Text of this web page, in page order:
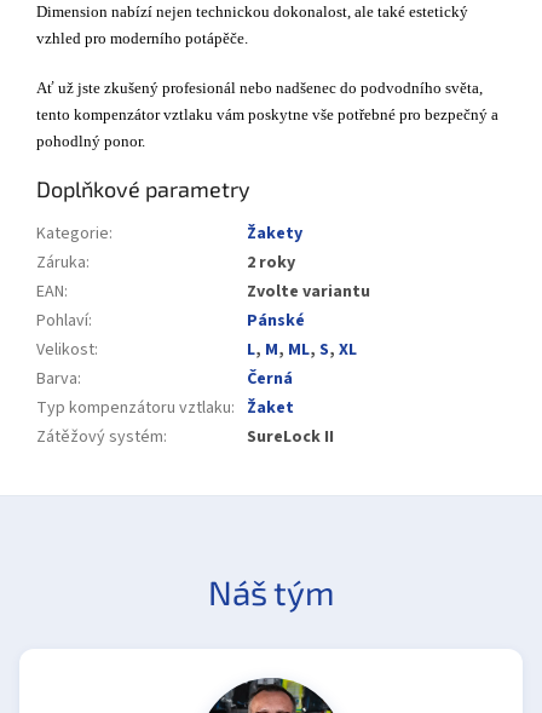
Dimension nabízí nejen technickou dokonalost, ale také estetický
vzhled pro moderního potápěče.
Ať už jste zkušený profesionál nebo nadšenec do podvodního světa,
tento kompenzátor vztlaku vám poskytne vše potřebné pro bezpečný a
pohodlný ponor.
Doplňkové parametry
Kategorie:
Žakety
Záruka:
2 roky
EAN:
Zvolte variantu
Pohlaví:
Pánské
Velikost: L, M, ML, S, XL
Barva:
Černá
Typ kompenzátoru vztlaku: Žaket
Zátěžový systém: SureLock II
Náš tým